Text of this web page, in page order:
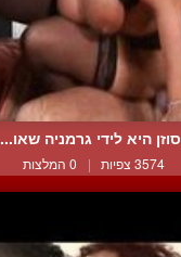
סוזן היא לידי גרמניה שאו...
3574 צפיות | 0 המלצות